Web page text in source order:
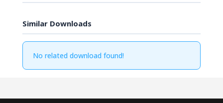
Similar Downloads
No related download found!